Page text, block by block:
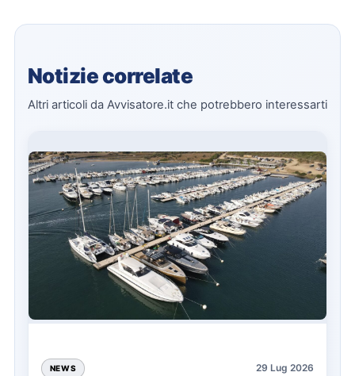
Notizie correlate
Altri articoli da Avvisatore.it che potrebbero interessarti
NEWS 29 Lug 2026